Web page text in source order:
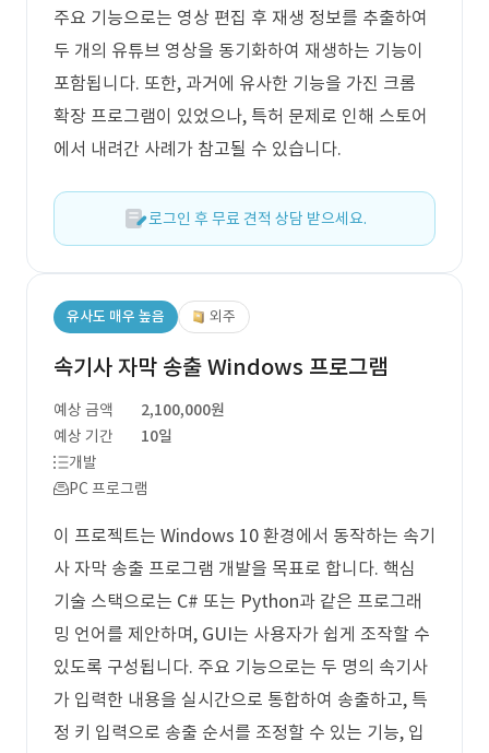
주요 기능으로는 영상 편집 후 재생 정보를 추출하여
두 개의 유튜브 영상을 동기화하여 재생하는 기능이
포함됩니다. 또한, 과거에 유사한 기능을 가진 크롬
확장 프로그램이 있었으나, 특허 문제로 인해 스토어
에서 내려간 사례가 참고될 수 있습니다.
로그인 후 무료 견적 상담 받으세요.
유사도 매우 높음 외주
속기사 자막 송출 Windows 프로그램
예상 금액
2,100,000원
예상 기간
10일
개발
PC 프로그램
이 프로젝트는 Windows 10 환경에서 동작하는 속기
사 자막 송출 프로그램 개발을 목표로 합니다. 핵심
기술 스택으로는 C# 또는 Python과 같은 프로그래
밍 언어를 제안하며, GUI는 사용자가 쉽게 조작할 수
있도록 구성됩니다. 주요 기능으로는 두 명의 속기사
가 입력한 내용을 실시간으로 통합하여 송출하고, 특
정 키 입력으로 송출 순서를 조정할 수 있는 기능, 입